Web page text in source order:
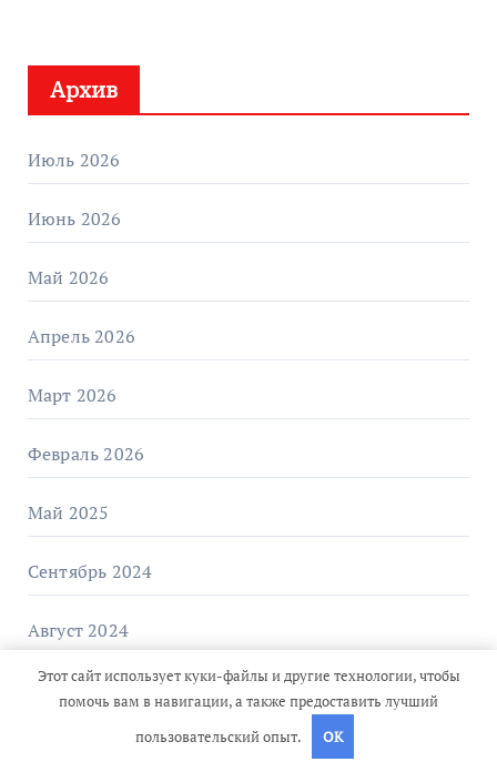
Архив
Июль 2026
Июнь 2026
Май 2026
Апрель 2026
Март 2026
Февраль 2026
Май 2025
Сентябрь 2024
Август 2024
Июль 2024
Этот сайт использует куки-файлы и другие технологии, чтобы
помочь вам в навигации, а также предоставить лучший
пользовательский опыт.
OK